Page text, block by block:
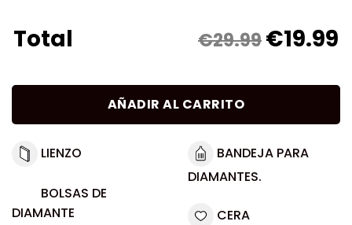
Total €29.99€19.99
AÑADIR AL CARRITO
LIENZO
BOLSAS DE
DIAMANTE
BANDEJA PARA
DIAMANTES.
CERA